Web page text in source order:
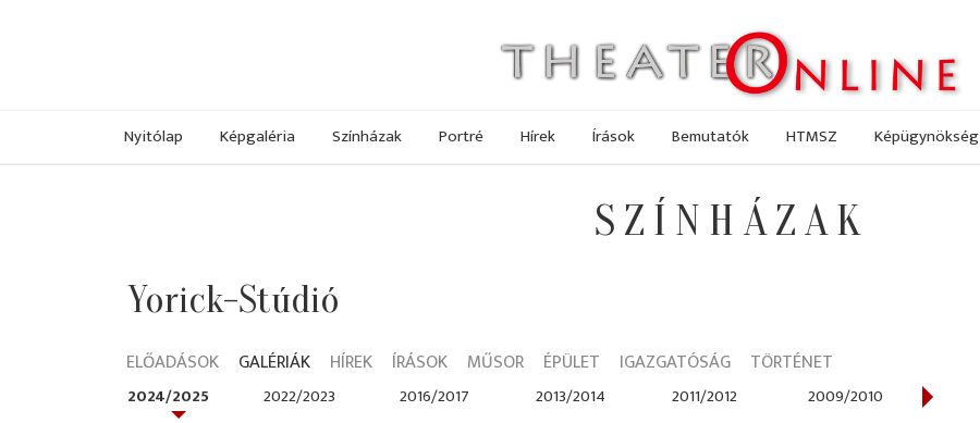
Nyitólap Képgaléria Színházak Portré Hírek Írások Bemutatók HTMSZ Képügynökség
SZÍNHÁZAK
Yorick-Stúdió
ELŐADÁSOK GALÉRIÁK HÍREK ÍRÁSOK MŰSOR ÉPÜLET IGAZGATÓSÁG TÖRTÉNET
2024/2025 2022/2023 2016/2017 2013/2014 2011/2012 2009/2010